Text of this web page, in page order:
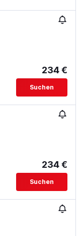
234 €
Suchen
234 €
Suchen